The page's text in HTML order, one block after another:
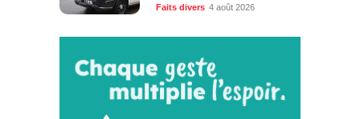
Faits divers 4 août 2026